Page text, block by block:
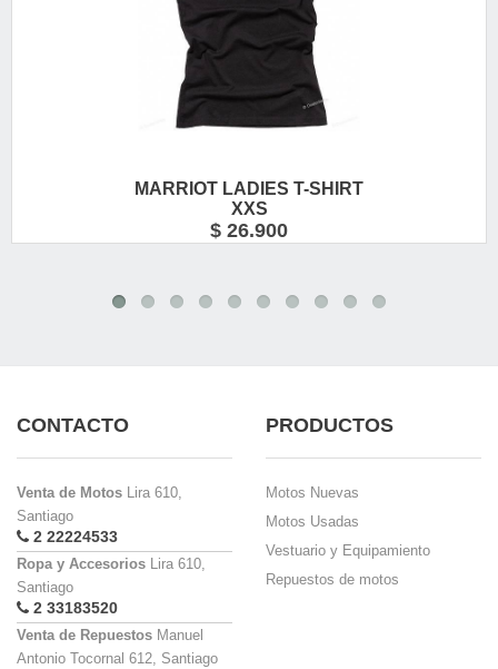
MARRIOT LADIES T-SHIRT
XXS
$ 26.900
CONTACTO
Venta de Motos Lira 610,
Santiago
2 22224533
Ropa y Accesorios Lira 610,
Santiago
2 33183520
Venta de Repuestos Manuel
Antonio Tocornal 612, Santiago
PRODUCTOS
Motos Nuevas
Motos Usadas
Vestuario y Equipamiento
Repuestos de motos